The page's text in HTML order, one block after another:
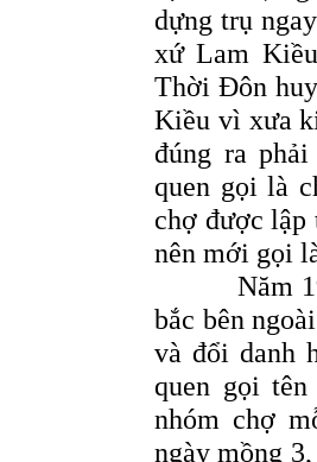
dựng trụ
xứ Lam
Thời Ðôn
Kiều vì xưa
đúng ra
quen gọi là
chợ được lập
nên mới gọi
Năm
bắc bên
và đổi danh
quen gọi
nhóm chợ
ngày mồng